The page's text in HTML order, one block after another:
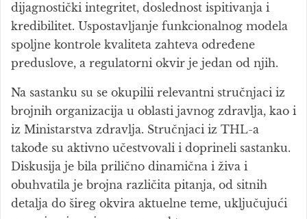
dijagnostički integritet, doslednost ispitivanja i
kredibilitet. Uspostavljanje funkcionalnog modela
spoljne kontrole kvaliteta zahteva određene
preduslove, a regulatorni okvir je jedan od njih.
Na sastanku su se okupilii relevantni stručnjaci iz
brojnih organizacija u oblasti javnog zdravlja, kao i
iz Ministarstva zdravlja. Stručnjaci iz THL-a
takođe su aktivno učestvovali i doprineli sastanku.
Diskusija je bila prilično dinamična i živa i
obuhvatila je brojna različita pitanja, od sitnih
detalja do šireg okvira aktuelne teme, uključujući